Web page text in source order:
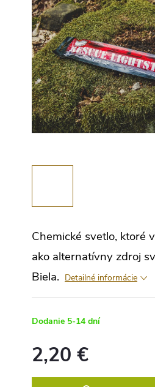
Chemické svetlo, ktoré
ako alternatívny zdroj
Biela. Detailné informácie
Dodanie 5-14 dní
2,20 €